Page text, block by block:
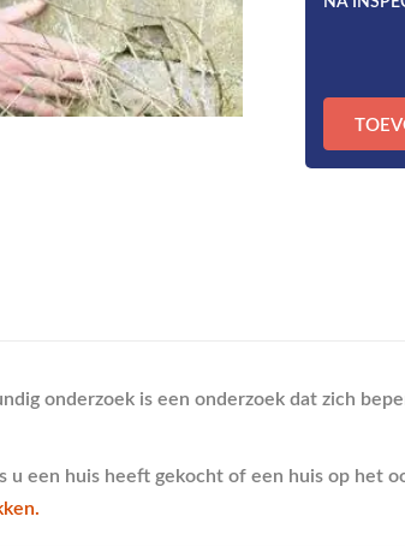
onderzoek is een onderzoek dat zich
u een huis heeft gekocht of een huis op